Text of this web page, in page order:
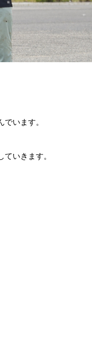
います。
いきます。